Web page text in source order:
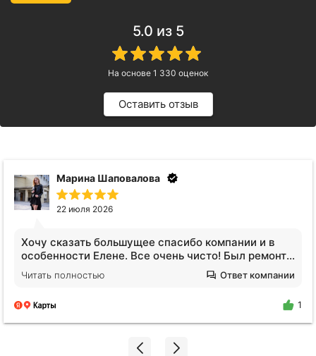
5.0 из 5
На основе 1 330 оценок
Оставить отзыв
Марина Шаповалова
22 июля 2026
Хочу сказать большущее спасибо компании и в
особенности Елене. Все очень чисто! Был ремонт в
ванной, и вся студия была в пыли. Я пришла и
просто афигела от чистого воздуха!!! Просто
Читать полностью Ответ компании
1